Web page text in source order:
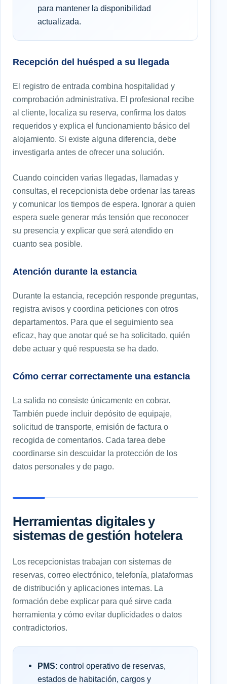
para mantener la disponibilidad
actualizada.
Recepción del huésped a su llegada
El registro de entrada combina hospitalidad y
comprobación administrativa. El profesional recibe
al cliente, localiza su reserva, confirma los datos
requeridos y explica el funcionamiento básico del
alojamiento. Si existe alguna diferencia, debe
investigarla antes de ofrecer una solución.
Cuando coinciden varias llegadas, llamadas y
consultas, el recepcionista debe ordenar las tareas
y comunicar los tiempos de espera. Ignorar a quien
espera suele generar más tensión que reconocer
su presencia y explicar que será atendido en
cuanto sea posible.
Atención durante la estancia
Durante la estancia, recepción responde preguntas,
registra avisos y coordina peticiones con otros
departamentos. Para que el seguimiento sea
eficaz, hay que anotar qué se ha solicitado, quién
debe actuar y qué respuesta se ha dado.
Cómo cerrar correctamente una estancia
La salida no consiste únicamente en cobrar.
También puede incluir depósito de equipaje,
solicitud de transporte, emisión de factura o
recogida de comentarios. Cada tarea debe
coordinarse sin descuidar la protección de los
datos personales y de pago.
Herramientas digitales y
sistemas de gestión hotelera
Los recepcionistas trabajan con sistemas de
reservas, correo electrónico, telefonía, plataformas
de distribución y aplicaciones internas. La
formación debe explicar para qué sirve cada
herramienta y cómo evitar duplicidades o datos
contradictorios.
PMS: control operativo de reservas,
estados de habitación, cargos y